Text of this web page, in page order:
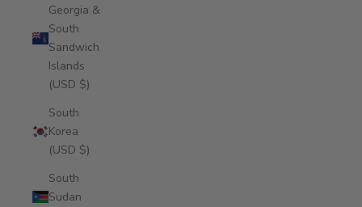
Georgia &
South
Sandwich
Islands
(USD $)
South
Korea
(USD $)
South
Sudan